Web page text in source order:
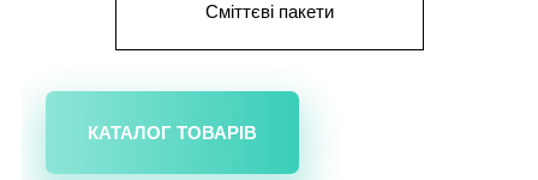
Сміттєві пакети
КАТАЛОГ ТОВАРІВ